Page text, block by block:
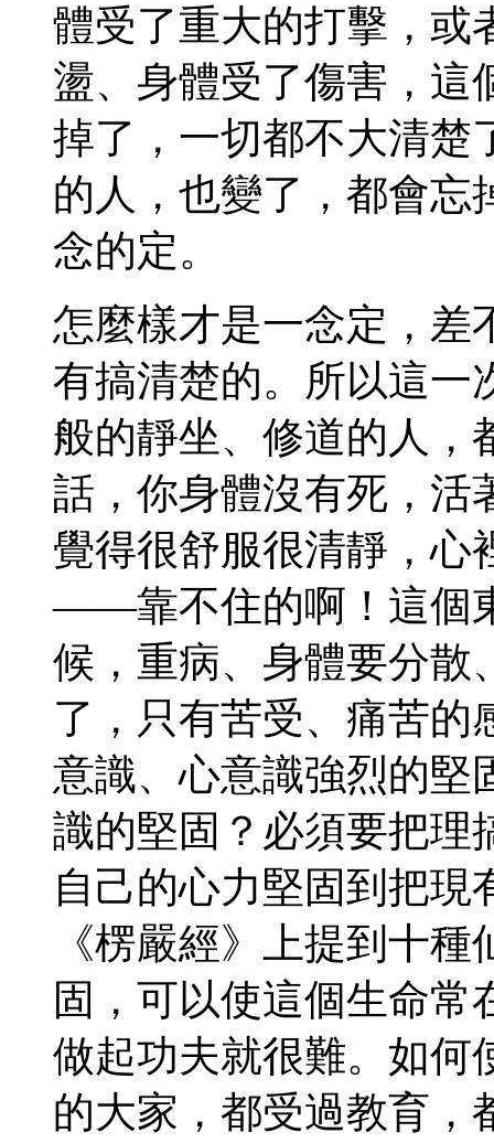
體受了重大的打擊，或
盪、身體受了傷害，這
掉了，一切都不大清楚
的人，也變了，都會忘
念的定。
怎麼樣才是一念定，差
有搞清楚的。所以這一
般的靜坐、修道的人，
話，你身體沒有死，活
覺得很舒服很清靜，心
——靠不住的啊！這個
候，重病、身體要分散
了，只有苦受、痛苦的
意識、心意識強烈的堅
識的堅固？必須要把理
自己的心力堅固到把現
《楞嚴經》上提到十
固，可以使這個生命常
做起功夫就很難。如何
的大家，都受過教育，